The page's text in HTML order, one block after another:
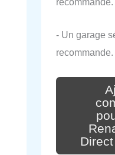
- Un garage
recommande.